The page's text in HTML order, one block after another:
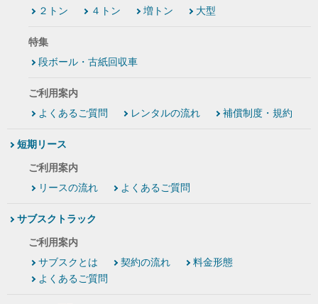
２トン
４トン 増トン 大型
特集
段ボール・古紙回収車
ご利用案内
よくあるご質問
レンタルの流れ 補償制度・規約
短期リース
ご利用案内
リースの流れ
よくあるご質問
サブスクトラック
ご利用案内
サブスクとは
契約の流れ
料金形態
よくあるご質問